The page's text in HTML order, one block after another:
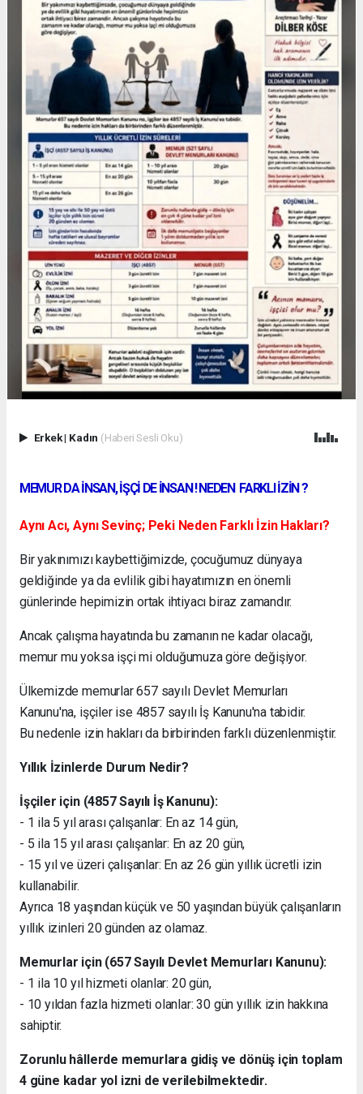
Erkek| Kadın (Haberi Sesli Oku)
MEMUR DA İNSAN, İŞÇİ DE İNSAN ! NEDEN FARKLI İZİN ?
Aynı Acı, Aynı Sevinç; Peki Neden Farklı İzin Hakları?
Bir yakınımızı kaybettiğimizde, çocuğumuz dünyaya
geldiğinde ya da evlilik gibi hayatımızın en önemli
günlerinde hepimizin ortak ihtiyacı biraz zamandır.
Ancak çalışma hayatında bu zamanın ne kadar olacağı,
memur mu yoksa işçi mi olduğumuza göre değişiyor.
Ülkemizde memurlar 657 sayılı Devlet Memurları
Kanunu'na, işçiler ise 4857 sayılı İş Kanunu'na tabidir.
Bu nedenle izin hakları da birbirinden farklı düzenlenmiştir.
Yıllık İzinlerde Durum Nedir?
İşçiler için (4857 Sayılı İş Kanunu):
- 1 ila 5 yıl arası çalışanlar: En az 14 gün,
- 5 ila 15 yıl arası çalışanlar: En az 20 gün,
- 15 yıl ve üzeri çalışanlar: En az 26 gün yıllık ücretli izin
kullanabilir.
Ayrıca 18 yaşından küçük ve 50 yaşından büyük çalışanların
yıllık izinleri 20 günden az olamaz.
Memurlar için (657 Sayılı Devlet Memurları Kanunu):
- 1 ila 10 yıl hizmeti olanlar: 20 gün,
- 10 yıldan fazla hizmeti olanlar: 30 gün yıllık izin hakkına
sahiptir.
Zorunlu hâllerde memurlara gidiş ve dönüş için toplam
4 güne kadar yol izni de verilebilmektedir.